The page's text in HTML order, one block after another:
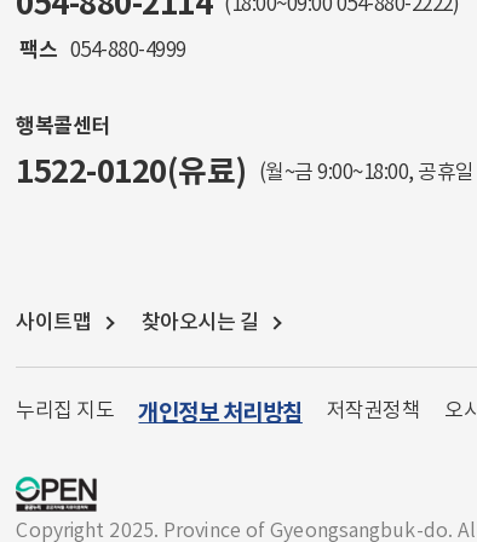
팩스 054-880-4999
행복콜센터
1522-0120(유료) (월~금 9:00~18:00, 공휴
사이트맵 찾아오시는 길
누리집 지도 개인정보 처리방침 저작권정책 오
Copyright 2025. Province of Gyeongsangbuk-do.